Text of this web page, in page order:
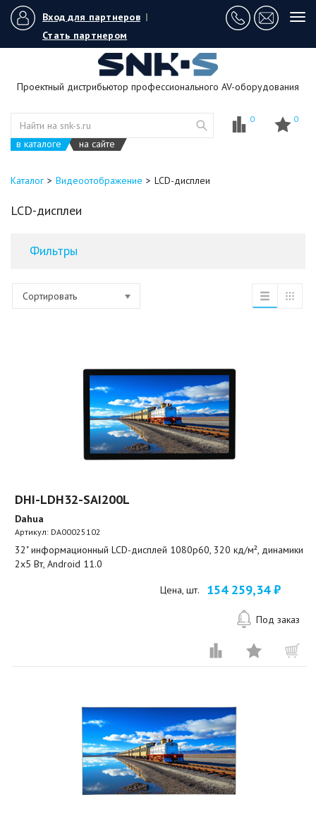
Вход для партнеров |
Стать партнером
Проектный дистрибьютор профессионального AV-оборудования
в каталоге на сайте
0 0
Каталог Видеоотображение LCD-дисплеи
LCD-дисплеи
Фильтры
Сортировать
DHI-LDH32-SAI200L
Dahua
Артикул: DA00025102
32" информационный LCD-дисплей 1080p60, 320 кд/м², динамики
2x5 Вт, Android 11.0
Цена, шт. 154 259,34 ₽
Под заказ